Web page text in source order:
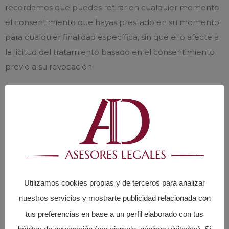
recordamos que puedes retirar en cualquier momento
el consentimiento que hayas prestado en su momento
para cualquier finalidad específica, sin que ello afecte a
la licitud del tratamiento basado en el consentimiento
previo a su revocación.
Los datos no se comunicarán a ningún tercero ajeno a
el responsable, salvo obligación legal o se te informe de
ello de forma expresa. Como encargados de
tratamiento que pueden tener acceso a los datos
contratados los servicios de proveedores, con las que
además tiene suscrito un contrato de encargado de
tratamiento conforme a lo establecido en la normativa
Utilizamos cookies propias y de terceros para analizar
nuestros servicios y mostrarte publicidad relacionada con
tus preferencias en base a un perfil elaborado con tus